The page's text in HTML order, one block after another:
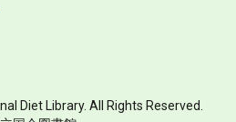
Diet Library. All Rights Reserved.